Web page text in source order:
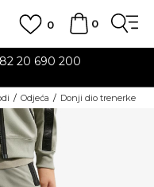
0
0
20 690 200
Odjeća Donji dio trenerke